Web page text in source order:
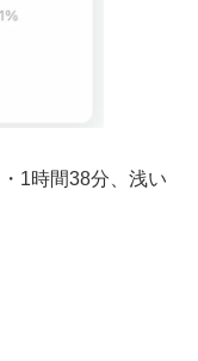
1時間38分、浅い